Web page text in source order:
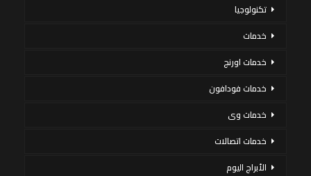
تكنولوجيا
خدمات
خدمات اورنج
خدمات فودافون
خدمات وى
خدمات اتصالات
الأبراج اليوم